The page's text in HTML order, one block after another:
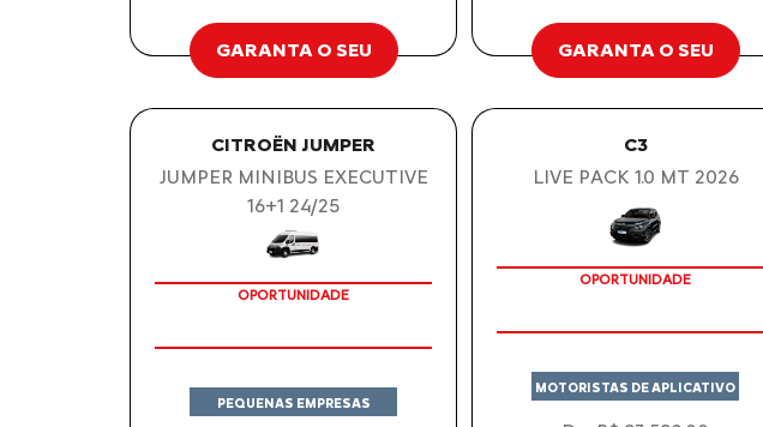
GARANTA O SEU GARANTA O SEU
CITROËN JUMPER
JUMPER MINIBUS EXECUTIVE
16+1 24/25
OPORTUNIDADE
PEQUENAS EMPRESAS
C3
LIVE PACK 1.0 MT 2026
OPORTUNIDADE
MOTORISTAS DE APLICATIVO